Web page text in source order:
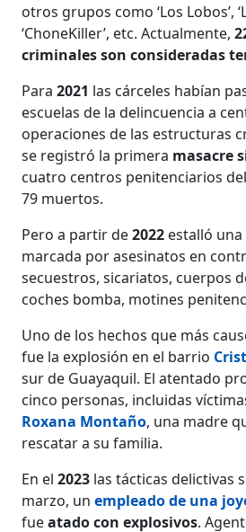
otros grupos como ‘Los Lobos’,
‘ChoneKiller’, etc. Actualmente,
criminales son consideradas
Para2021 las cárceles habían
escuelas de la delincuencia a
operaciones de las estructuras
se registró la primera masacre
cuatro centros penitenciarios
79 muertos.
Pero a partir de2022 estalló
marcada por asesinatos en
secuestros, sicariatos, cuerpos
coches bomba, motines
Uno de los hechos que más
fue la explosión en el barrio
sur de Guayaquil. El atentado
cinco personas, incluidas
Roxana Montaño, una madre
rescatar a su familia.
En el2023 las tácticas delictivas
marzo, unempleado de una
fueatado con explosivos.